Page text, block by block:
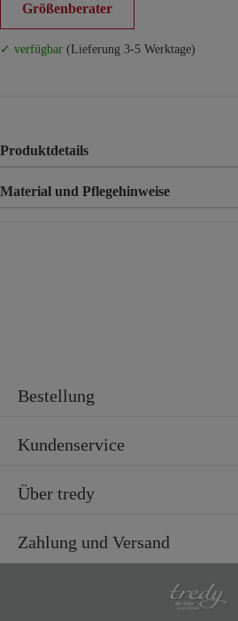
Größenberater
✓ verfügbar (Lieferung 3-5 Werktage)
Produktdetails
Material und Pflegehinweise
Bestellung
Kundenservice
Über tredy
Zahlung und Versand